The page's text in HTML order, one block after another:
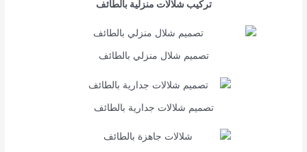
تركيب شلالات منزلية بالطائف
تصميم شلال منزلي بالطائف
تصميم شلالات جدارية بالطائف